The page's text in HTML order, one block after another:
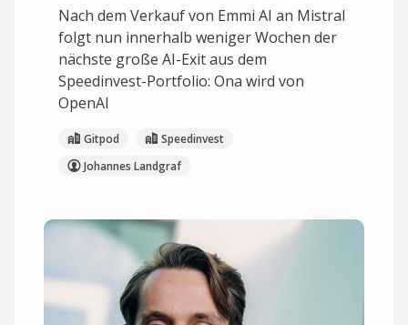
Nach dem Verkauf von Emmi AI an Mistral
folgt nun innerhalb weniger Wochen der
nächste große AI-Exit aus dem
Speedinvest-Portfolio: Ona wird von
OpenAI
Gitpod
Speedinvest
Johannes Landgraf